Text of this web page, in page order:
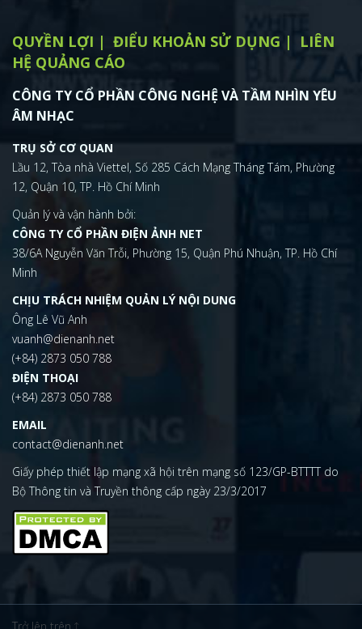
QUYỀN LỢI ĐIỂU KHOẢN SỬ DỤNG
LIÊN
HỆ QUẢNG CÁO
CÔNG TY CỔ PHẦN CÔNG NGHỆ VÀ TẦM NHÌN YÊU
ÂM NHẠC
TRỤ SỞ CƠ QUAN
Lầu 12, Tòa nhà Viettel, Số 285 Cách Mạng Tháng Tám, Phường
12, Quận 10, TP. Hồ Chí Minh
Quản lý và vận hành bởi:
CÔNG TY CỔ PHẦN ĐIỆN ẢNH NET
38/6A Nguyễn Văn Trỗi, Phường 15, Quận Phú Nhuận, TP. Hồ Chí
Minh
CHỊU TRÁCH NHIỆM QUẢN LÝ NỘI DUNG
Ông Lê Vũ Anh
vuanh@dienanh.net
(+84) 2873 050 788
ĐIỆN THOẠI
(+84) 2873 050 788
EMAIL
contact@dienanh.net
Giấy phép thiết lập mạng xã hội trên mạng số 123/GP-BTTTT do
Bộ Thông tin và Truyền thông cấp ngày 23/3/2017
Trở lên trên